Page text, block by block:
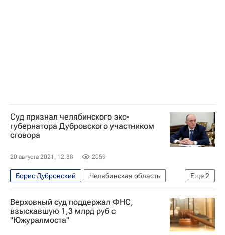
Суд признал челябинского экс-
губернатора Дубровского участником
сговора
20 августа 2021, 12:38 2059
Еще2
Борис Дубровский
Челябинская область
Дороги
Криминал
Верховный суд поддержал ФНС,
взыскавшую 1,3 млрд руб с
"Южуралмоста"